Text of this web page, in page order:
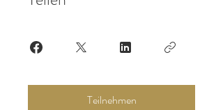
Teilnehmen